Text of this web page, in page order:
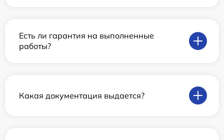
Есть ли гарантия на выполненные
работы?
Какая документация выдается?